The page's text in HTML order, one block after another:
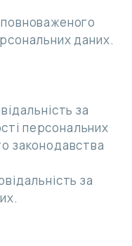
даних.
за
персональних
законодавства
за